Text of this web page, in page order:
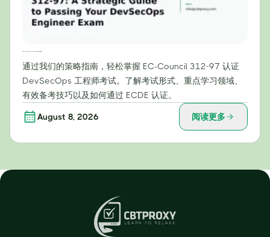
通过我们的策略指南，轻松掌握 EC-Council 312-97 认证
DevSecOps 工程师考试。了解考试形式、重点学习领域、
有效备考技巧以及如何通过 ECDE 认证。
August 8, 2026 阅读更多